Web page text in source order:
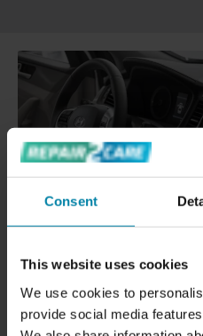
Consent
This website uses cookies
We use cookies to
provide social media
LAGNING AV HÅL